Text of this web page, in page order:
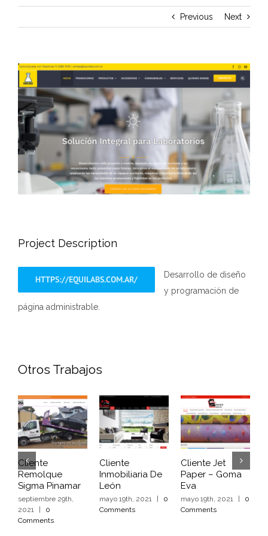
Previous Next
View
Larger
Image
Project Description
HTTPS://EQUILABS.COM.AR/
Desarrollo de diseño
y programación de
página administrable.
Otros Trabajos
Cliente
Remolque
Sigma Pinamar
septiembre 29th,
2021
0
Comments
Cliente
Inmobiliaria De
León
mayo 19th, 2021
0
Comments
Cliente Jet
Paper – Goma
Eva
mayo 19th, 2021
0
Comments